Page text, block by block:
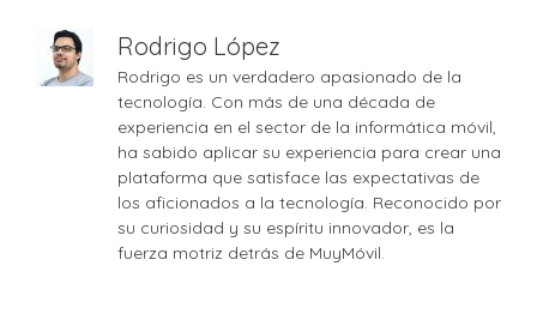
Rodrigo López
Rodrigo es un verdadero apasionado de la
tecnología. Con más de una década de
experiencia en el sector de la informática móvil,
ha sabido aplicar su experiencia para crear una
plataforma que satisface las expectativas de
los aficionados a la tecnología. Reconocido por
su curiosidad y su espíritu innovador, es la
fuerza motriz detrás de MuyMóvil.